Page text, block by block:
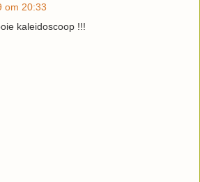
om 20:33
kaleidoscoop !!!